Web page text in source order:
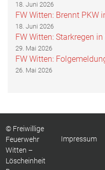
18. Juni 2026
FW Witten: Brennt PKW
18. Juni 2026
FW Witten: Starkregen
29. Mai 2026
FW Witten:
26. Mai 2026
© Freiwillige
Feuerwehr
Witten –
Löscheinheit
Impressum